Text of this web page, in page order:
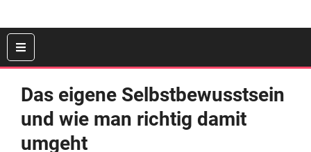
Das eigene Selbstbewusstsein
und wie man richtig damit
umgeht